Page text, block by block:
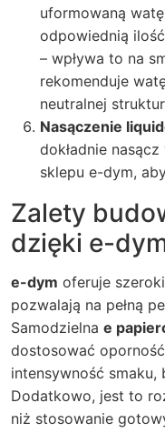
uformowaną
odpowiednią
– wpływa to na
rekomenduje
neutralnej
Nasączenie
dokładnie
sklepu e-dym,
Zalety
dzięki e-
e-dym oferuje
pozwalają na pełną
Samodzielna e
dostosować
intensywność
Dodatkowo, jest to
niż stosowanie